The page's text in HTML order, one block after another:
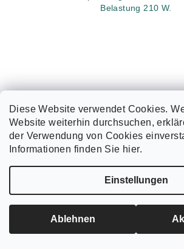
Diese Website verwendet Cookies.
Website weiterhin durchsuchen,
der Verwendung von Cookies
Informationen finden Sie hier.
Einstellungen
Ablehnen
Belastung 210 W.